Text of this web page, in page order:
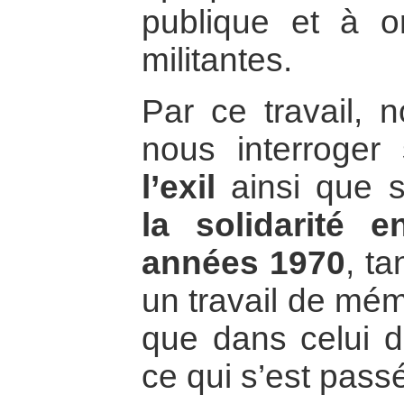
publique et à
militantes.
Par ce travail,
nous
l’exil
ainsi que
la solidarité
années 1970,
un travail de
que dans celui
ce qui s’est